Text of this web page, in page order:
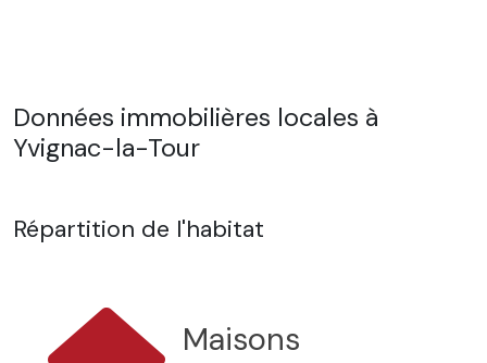
Données immobilières locales à
Yvignac-la-Tour
Répartition de l'habitat
Maisons